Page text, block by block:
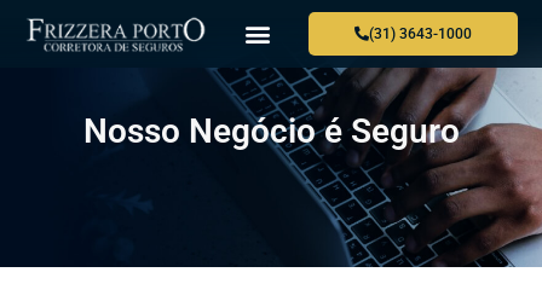
(31) 3643-1000
Nosso Negócio é Seguro